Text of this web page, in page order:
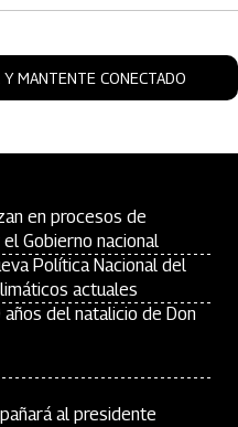
MANTENTE CONECTADO
en procesos de
Gobierno nacional
Política Nacional del
actuales
del natalicio de Don
al presidente